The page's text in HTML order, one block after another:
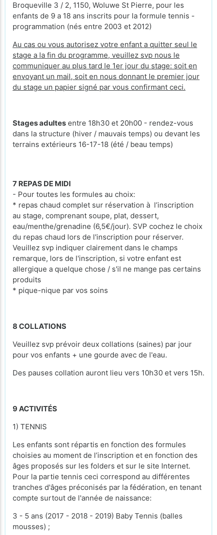
Broqueville 3 / 2, 1150, Woluwe St Pierre, pour les
enfants de 9 a 18 ans inscrits pour la formule tennis -
programmation (nés entre 2003 et 2012)
Au cas ou vous autorisez votre enfant a quitter seul le
stage a la fin du programme, veuillez svp nous le
communiquer au plus tard le 1er jour du stage: soit en
envoyant un mail, soit en nous donnant le premier jour
du stage un papier signé par vous confirmant ceci.
Stages adultes entre 18h30 et 20h00 - rendez-vous
dans la structure (hiver / mauvais temps) ou devant les
terrains extérieurs 16-17-18 (été / beau temps)
7 REPAS DE MIDI
- Pour toutes les formules au choix:
* repas chaud complet sur réservation à l’inscription
au stage, comprenant soupe, plat, dessert,
eau/menthe/grenadine (6,5€/jour). SVP cochez le choix
du repas chaud lors de l'inscription pour réserver.
Veuillez svp indiquer clairement dans le champs
remarque, lors de l'inscription, si votre enfant est
allergique a quelque chose / s'il ne mange pas certains
produits
* pique-nique par vos soins
8 COLLATIONS
Veuillez svp prévoir deux collations (saines) par jour
pour vos enfants + une gourde avec de l'eau.
Des pauses collation auront lieu vers 10h30 et vers 15h.
9 ACTIVITÉS
1) TENNIS
Les enfants sont répartis en fonction des formules
choisies au moment de l’inscription et en fonction des
âges proposés sur les folders et sur le site Internet.
Pour la partie tennis ceci correspond au différentes
tranches d'âges préconisés par la fédération, en tenant
compte surtout de l'année de naissance:
3 - 5 ans (2017 - 2018 - 2019) Baby Tennis (balles
mousses) ;